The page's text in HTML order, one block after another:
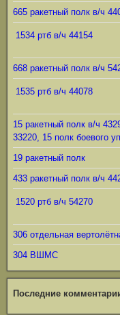
665 ракетный полк в/ч
1534 ртб в/ч 44154
668 ракетный полк в/ч
1535 ртб в/ч 44078
15 ракетный полк в/ч
33220, 15 полк боевого
19 ракетный полк
433 ракетный полк в/ч
1520 ртб в/ч 54270
306 отдельная
304 ВШМС
Последние